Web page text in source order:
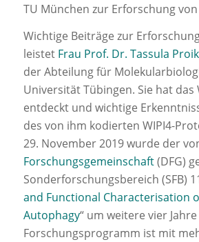
TU München zur Erforschung von
Wichtige Beiträge zur
leistet Frau Prof. Dr. Tassula
der Abteilung für
Universität Tübingen. Sie hat das
entdeckt und wichtige
des von ihm kodierten WIPI4-
29. November 2019 wurde der
Forschungsgemeinschaft(DFG)
Sonderforschungsbereich (SFB)
and Functional Characterisation
Autophagy“ um weitere vier
Forschungsprogramm ist mit